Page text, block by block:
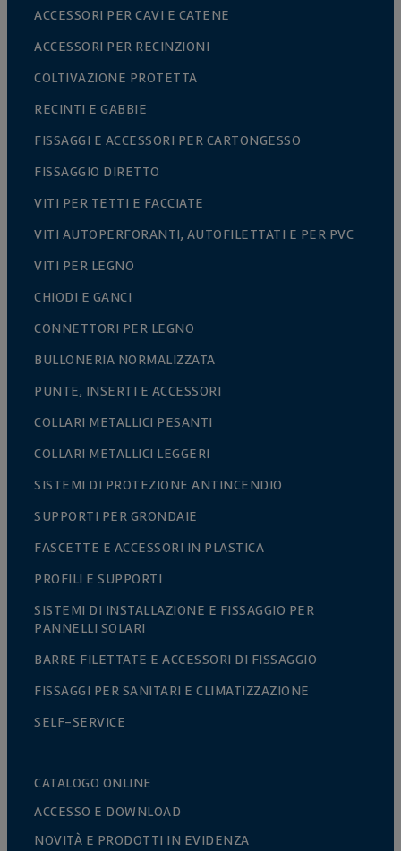
ACCESSORI PER CAVI E CATENE
ACCESSORI PER RECINZIONI
COLTIVAZIONE PROTETTA
RECINTI E GABBIE
FISSAGGI E ACCESSORI PER CARTONGESSO
FISSAGGIO DIRETTO
VITI PER TETTI E FACCIATE
VITI AUTOPERFORANTI, AUTOFILETTATI E PER PVC
VITI PER LEGNO
CHIODI E GANCI
CONNETTORI PER LEGNO
BULLONERIA NORMALIZZATA
PUNTE, INSERTI E ACCESSORI
COLLARI METALLICI PESANTI
COLLARI METALLICI LEGGERI
SISTEMI DI PROTEZIONE ANTINCENDIO
SUPPORTI PER GRONDAIE
FASCETTE E ACCESSORI IN PLASTICA
PROFILI E SUPPORTI
SISTEMI DI INSTALLAZIONE E FISSAGGIO PER
PANNELLI SOLARI
BARRE FILETTATE E ACCESSORI DI FISSAGGIO
FISSAGGI PER SANITARI E CLIMATIZZAZIONE
SELF-SERVICE
CATALOGO ONLINE
ACCESSO E DOWNLOAD
NOVITÀ E PRODOTTI IN EVIDENZA